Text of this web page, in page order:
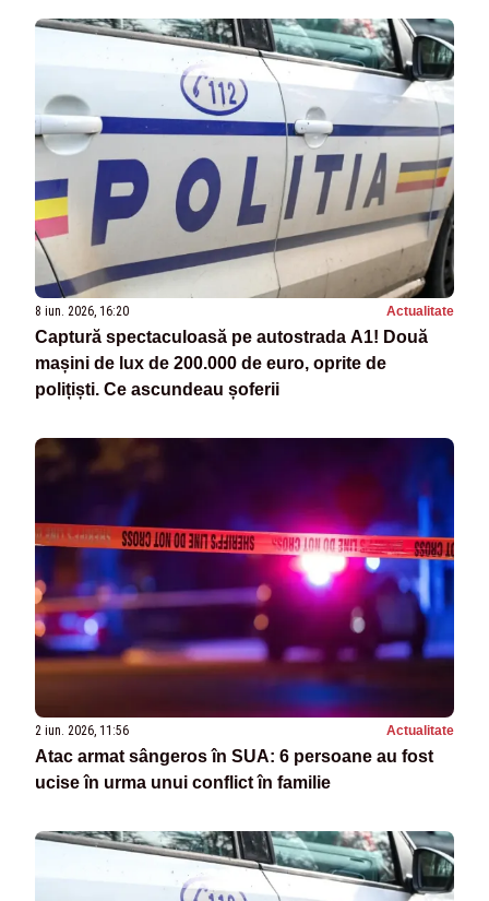
8 iun. 2026, 16:20 Actualitate
Captură spectaculoasă pe autostrada A1! Două
mașini de lux de 200.000 de euro, oprite de
polițiști. Ce ascundeau șoferii
2 iun. 2026, 11:56 Actualitate
Atac armat sângeros în SUA: 6 persoane au fost
ucise în urma unui conflict în familie